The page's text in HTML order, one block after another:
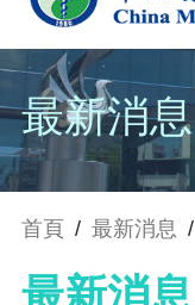
最新消息
首頁 / 最新消息 /